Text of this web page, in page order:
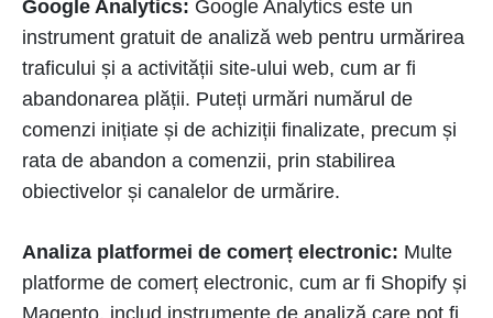
Google Analytics: Google Analytics este un
instrument gratuit de analiză web pentru urmărirea
traficului și a activității site-ului web, cum ar fi
abandonarea plății. Puteți urmări numărul de
comenzi inițiate și de achiziții finalizate, precum și
rata de abandon a comenzii, prin stabilirea
obiectivelor și canalelor de urmărire.
Analiza platformei de comerț electronic: Multe
platforme de comerț electronic, cum ar fi Shopify și